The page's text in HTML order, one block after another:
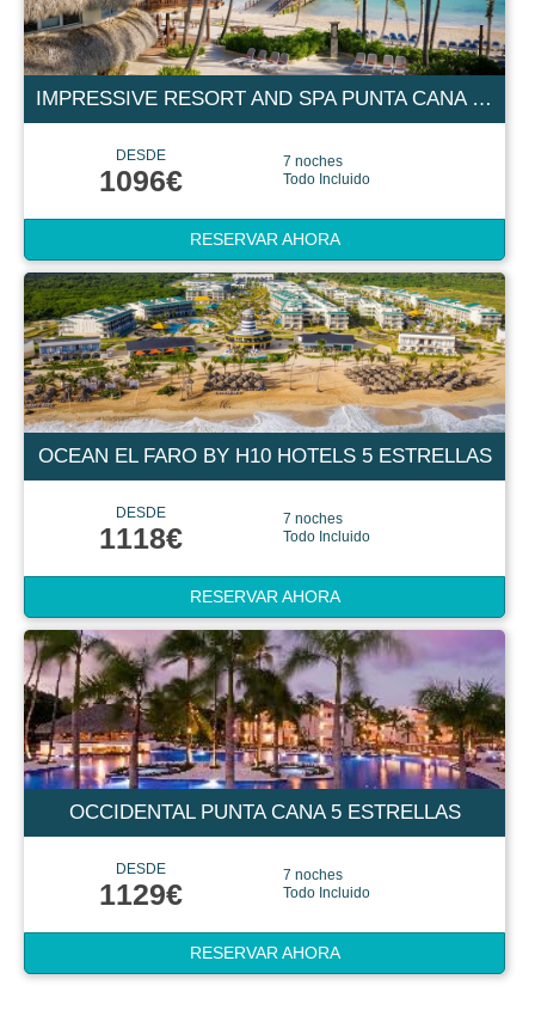
IMPRESSIVE RESORT AND SPA PUNTA CANA 5 ESTRELLAS
DESDE
1096€
7 noches
Todo Incluido
RESERVAR AHORA
OCEAN EL FARO BY H10 HOTELS 5 ESTRELLAS
DESDE
1118€
7 noches
Todo Incluido
RESERVAR AHORA
OCCIDENTAL PUNTA CANA 5 ESTRELLAS
DESDE
1129€
7 noches
Todo Incluido
RESERVAR AHORA